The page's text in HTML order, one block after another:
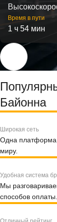
Время в пути
1 ч 54 мин
Байонна
Широкая сеть
Одна
миру.
Удобная система
Мы
способов оплаты.